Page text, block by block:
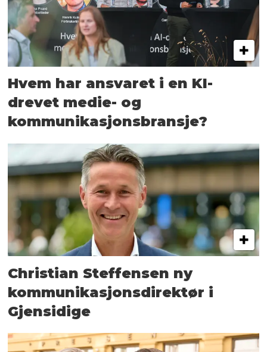
Hvem har ansvaret i en KI-
drevet medie- og
kommunikasjons­bransje?
Christian Steffensen ny
kommunikasjons­direktør i
Gjensidige